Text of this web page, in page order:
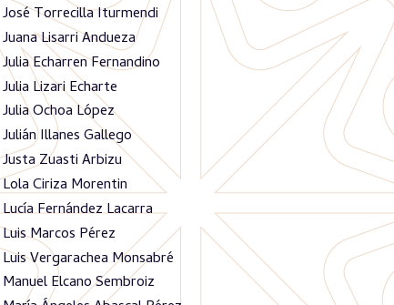
José Torrecilla Iturmendi
Juana Lisarri Andueza
Julia Echarren Fernandino
Julia Lizari Echarte
Julia Ochoa López
Julián Illanes Gallego
Justa Zuasti Arbizu
Lola Ciriza Morentin
Lucía Fernández Lacarra
Luis Marcos Pérez
Luis Vergarachea Monsabré
Manuel Elcano Sembroiz